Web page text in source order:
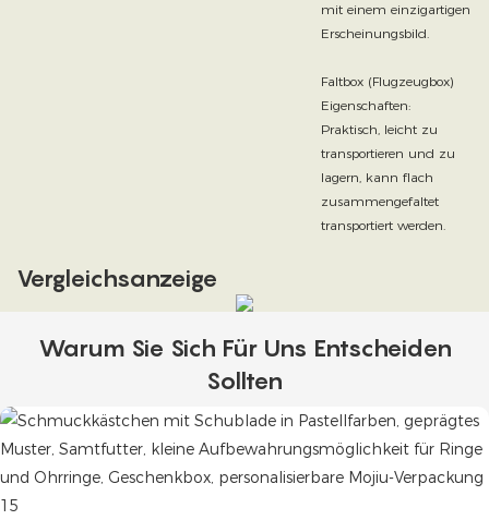
mit einem einzigartigen
Erscheinungsbild.
Faltbox (Flugzeugbox)
Eigenschaften:
Praktisch, leicht zu
transportieren und zu
lagern, kann flach
zusammengefaltet
transportiert werden.
Vergleichsanzeige
Warum Sie Sich Für Uns Entscheiden
Sollten